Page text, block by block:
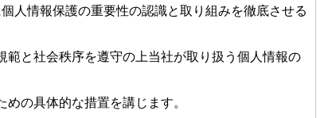
人情報保護の重要性の認識と取り組みを徹底させる
と社会秩序を遵守の上当社が取り扱う個人情報の
の具体的な措置を講じます。